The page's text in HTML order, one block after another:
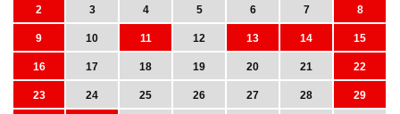
2
3 4 5 6 7
8
9
10 11 12 13 14
15
16
17 18 19 20 21
22
23
24 25 26 27 28
29